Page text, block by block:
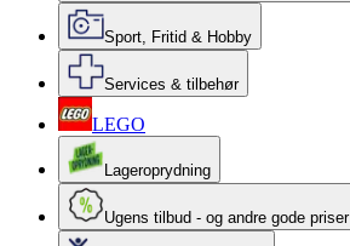
Sport, Fritid & Hobby
Services & tilbehør
LEGO
Lageroprydning
Ugens tilbud - og andre gode priser